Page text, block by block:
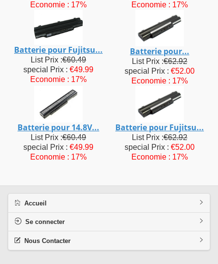
Economie : 17%
Economie : 17%
Batterie pour Fujitsu...
List Prix :€60.49
special Prix : €49.99
Economie : 17%
Batterie pour...
List Prix :€62.92
special Prix : €52.00
Economie : 17%
Batterie pour 14.8V...
List Prix :€60.49
special Prix : €49.99
Economie : 17%
Batterie pour Fujitsu...
List Prix :€62.92
special Prix : €52.00
Economie : 17%
Accueil
Se connecter
Nous Contacter